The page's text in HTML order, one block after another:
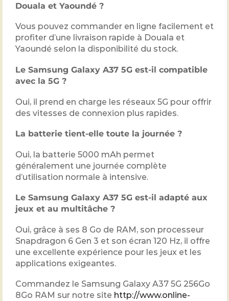
Douala et Yaoundé ?
Vous pouvez commander en ligne facilement et
profiter d’une livraison rapide à Douala et
Yaoundé selon la disponibilité du stock.
Le Samsung Galaxy A37 5G est-il compatible
avec la 5G ?
Oui, il prend en charge les réseaux 5G pour offrir
des vitesses de connexion plus rapides.
La batterie tient-elle toute la journée ?
Oui, la batterie 5000 mAh permet
généralement une journée complète
d’utilisation normale à intensive.
Le Samsung Galaxy A37 5G est-il adapté aux
jeux et au multitâche ?
Oui, grâce à ses 8 Go de RAM, son processeur
Snapdragon 6 Gen 3 et son écran 120 Hz, il offre
une excellente expérience pour les jeux et les
applications exigeantes.
Commandez le Samsung Galaxy A37 5G 256Go
8Go RAM sur notre site http://www.online-